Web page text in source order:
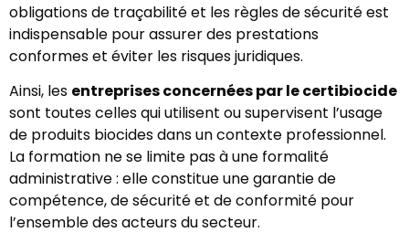
obligations de traçabilité et les règles de sécurité est
indispensable pour assurer des prestations
conformes et éviter les risques juridiques.
Ainsi, les entreprises concernées par le certibiocide
sont toutes celles qui utilisent ou supervisent l’usage
de produits biocides dans un contexte professionnel.
La formation ne se limite pas à une formalité
administrative : elle constitue une garantie de
compétence, de sécurité et de conformité pour
l’ensemble des acteurs du secteur.